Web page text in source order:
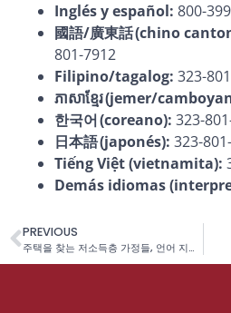
Inglés y español: 800-
國語/廣東話(chino
801-7912
Filipino/tagalog: 323-
ភាសាខ្មែរ(jemer/
한국어 (coreano): 323-
日本語 (japonés): 323-
Tiếng Việt (vietnamita):
Demás idiomas
PREVIOUS
주택을 찾는 저소득층 가정들, 언어 지원 서비스를 제공하지 않는 로스앤젤레스 시 주택국(HACLA)을 상대로 소송 제기